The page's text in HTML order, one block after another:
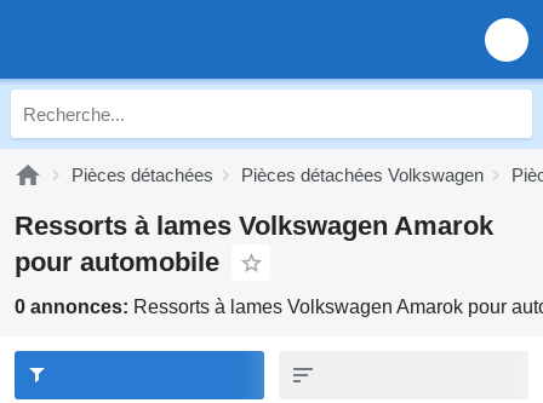
Pièces détachées Pièces détachées Volkswagen
Ressorts à lames Volkswagen Amarok
pour automobile
0 annonces: Ressorts à lames Volkswagen Amarok pour